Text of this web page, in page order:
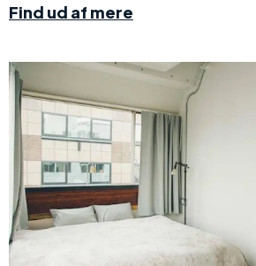
Find ud af mere